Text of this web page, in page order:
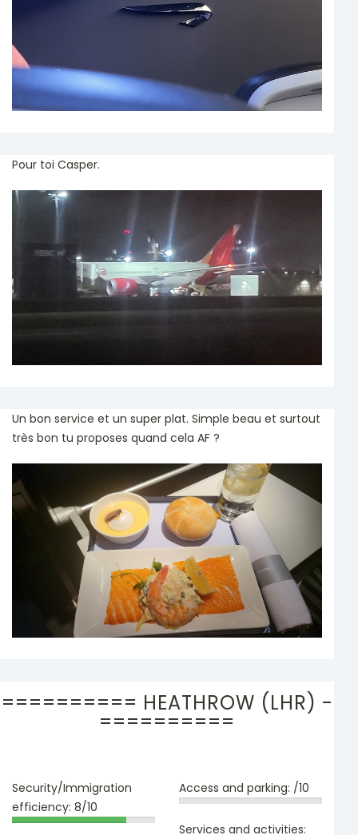
Pour toi Casper.
Un bon service et un super plat. Simple beau et surtout
très bon tu proposes quand cela AF ?
========== HEATHROW (LHR) -
==========
Security/Immigration
efficiency: 8/10
Access and parking: /10
Services and activities: